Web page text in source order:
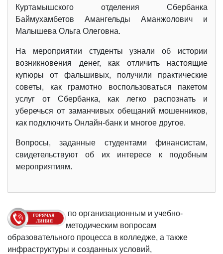
Куртамышского отделения Сбербанка
Баймухамбетов Амангельды Аманжолович и
Малышева Ольга Олеговна.
На мероприятии студенты узнали об истории
возникновения денег, как отличить настоящие
купюры от фальшивых, получили практические
советы, как грамотно воспользоваться пакетом
услуг от Сбербанка, как легко распознать и
уберечься от заманчивых обещаний мошенников,
как подключить Онлайн-банк и многое другое.
Вопросы, заданные студентами финансистам,
свидетельствуют об их интересе к подобным
мероприятиям.
по организационным и учебно-
методическим вопросам
образовательного процесса в колледже, а также
инфраструктуры и созданных условий,